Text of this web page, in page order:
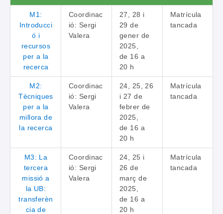
M1:
Introducci
ó i
recursos
per a la
recerca
Coordinac
ió: Sergi
Valera
27, 28 i
29 de
gener de
2025,
de 16 a
20 h
Matrícula
tancada
M2:
Tècniques
per a la
millora de
la recerca
Coordinac
ió: Sergi
Valera
24, 25, 26
i 27 de
febrer de
2025,
de 16 a
20 h
Matrícula
tancada
M3: La
tercera
missió a
la UB:
transferèn
cia de
Coordinac
ió: Sergi
Valera
24, 25 i
26 de
març de
2025,
de 16 a
20 h
Matrícula
tancada